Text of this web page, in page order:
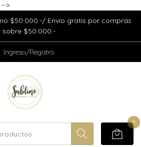
>
$50.000.-/ Envío gratis por compras
sobre $50.000.-
Ingreso/Registro
0